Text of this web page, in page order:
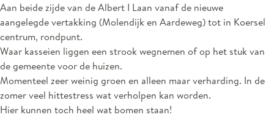
Aan beide zijde van de Albert I Laan vanaf de nieuwe
aangelegde vertakking (Molendijk en Aardeweg) tot in Koersel
centrum, rondpunt.
Waar kasseien liggen een strook wegnemen of op het stuk van
de gemeente voor de huizen.
Momenteel zeer weinig groen en alleen maar verharding. In de
zomer veel hittestress wat verholpen kan worden.
Hier kunnen toch heel wat bomen staan!